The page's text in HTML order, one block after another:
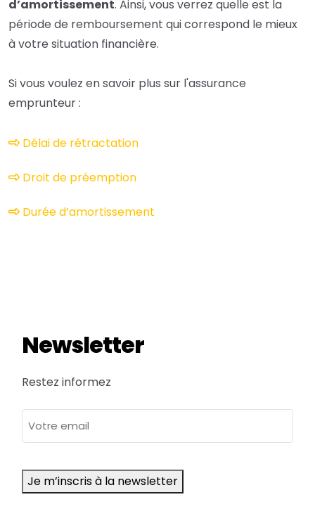
d’amortissement. Ainsi, vous verrez quelle est la
période de remboursement qui correspond le mieux
à votre situation financière.
Si vous voulez en savoir plus sur l'assurance
emprunteur :
Délai de rétractation
Droit de préemption
Durée d’amortissement
Newsletter
Restez informez
e-
Je m’inscris à la newsletter